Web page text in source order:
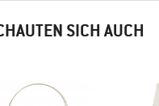
SICH AUCH